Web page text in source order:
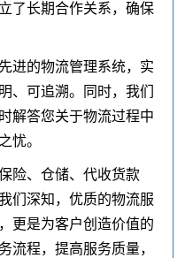
了长期合作关系，确保
进的物流管理系统，实
、可追溯。同时，我们
解答您关于物流过程中
忧。
险、仓储、代收货款
们深知，优质的物流服
更是为客户创造价值的
流程，提高服务质量，